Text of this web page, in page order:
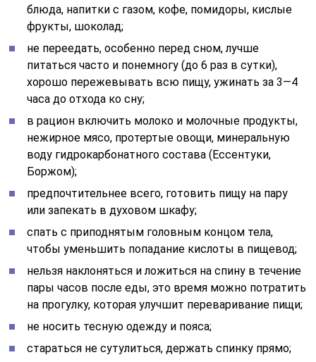
блюда, напитки с газом, кофе, помидоры, кислые
фрукты, шоколад;
не переедать, особенно перед сном, лучше
питаться часто и понемногу (до 6 раз в сутки),
хорошо пережевывать всю пищу, ужинать за 3—4
часа до отхода ко сну;
в рацион включить молоко и молочные продукты,
нежирное мясо, протертые овощи, минеральную
воду гидрокарбонатного состава (Ессентуки,
Боржом);
предпочтительнее всего, готовить пищу на пару
или запекать в духовом шкафу;
спать с приподнятым головным концом тела,
чтобы уменьшить попадание кислоты в пищевод;
нельзя наклоняться и ложиться на спину в течение
пары часов после еды, это время можно потратить
на прогулку, которая улучшит переваривание пищи;
не носить тесную одежду и пояса;
стараться не сутулиться, держать спинку прямо;